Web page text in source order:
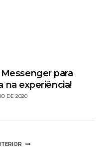
para
na experiência!
DE 2020